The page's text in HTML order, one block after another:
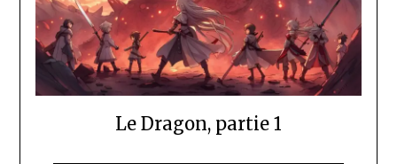
Le Dragon, partie 1